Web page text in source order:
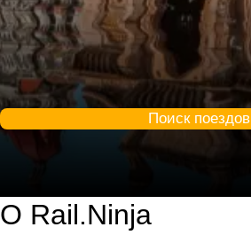
Поиск поездов
О Rail.Ninja